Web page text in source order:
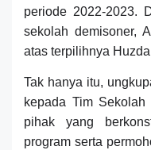
periode 2022-2023.
sekolah demisoner,
atas terpilihnya
Tak hanya itu,
kepada Tim
pihak yang
program serta